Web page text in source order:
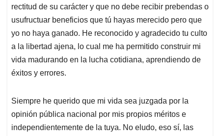
rectitud de su carácter y que no debe recibir prebendas o
usufructuar beneficios que tú hayas merecido pero que
yo no haya ganado. He reconocido y agradecido tu culto
a la libertad ajena, lo cual me ha permitido construir mi
vida madurando en la lucha cotidiana, aprendiendo de
éxitos y errores.
Siempre he querido que mi vida sea juzgada por la
opinión pública nacional por mis propios méritos e
independientemente de la tuya. No eludo, eso sí, las